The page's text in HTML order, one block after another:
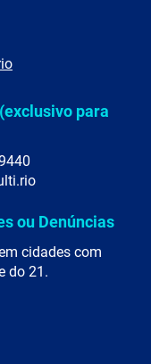
para
ou Denúncias
cidades com
do 21.